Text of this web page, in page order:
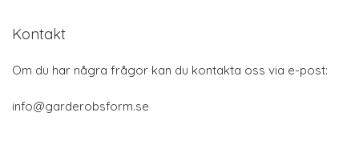
Kontakt
Om du har några frågor kan du kontakta oss via e-post:
info@garderobsform.se